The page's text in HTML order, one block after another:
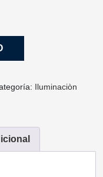
Iluminaciòn